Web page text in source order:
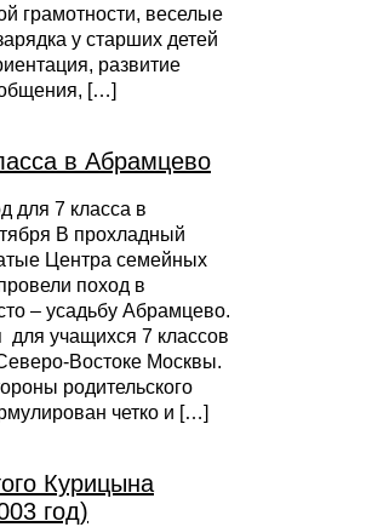
грамотности, веселые
у старших детей
развитие
[…]
в Абрамцево
для 7 класса в
В прохладный
Центра семейных
поход в
– усадьбу Абрамцево.
для учащихся 7 классов
Востоке Москвы.
родительского
четко и […]
Курицына
год)